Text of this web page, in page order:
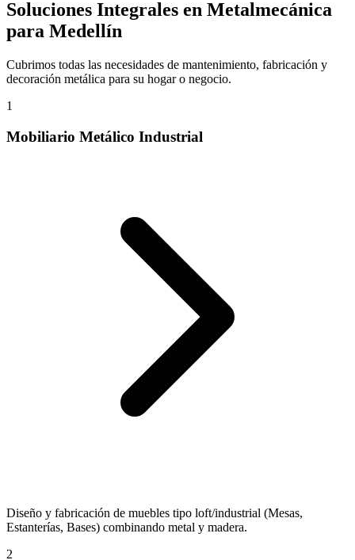
Soluciones Integrales en Metalmecánica
para Medellín
Cubrimos todas las necesidades de mantenimiento, fabricación y
decoración metálica para su hogar o negocio.
1
Mobiliario Metálico Industrial
Diseño y fabricación de muebles tipo loft/industrial (Mesas,
Estanterías, Bases) combinando metal y madera.
2